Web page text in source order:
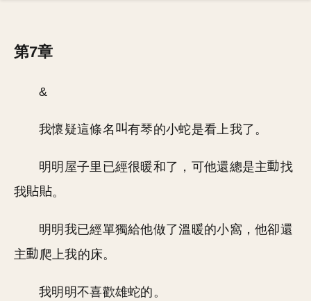
第7章
&
我懷疑這條名 有琴的小蛇是看上我了。
明明屋子里已經很暖和了，可他還總是主
找
我
。
明明我已經單獨給他做了溫暖的小窩，他卻還
主
爬上我的床。
我明明不喜歡雄蛇的。